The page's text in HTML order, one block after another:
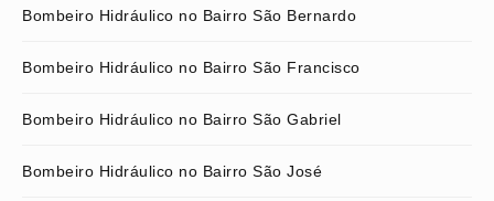
Bombeiro Hidráulico no Bairro São Bernardo
Bombeiro Hidráulico no Bairro São Francisco
Bombeiro Hidráulico no Bairro São Gabriel
Bombeiro Hidráulico no Bairro São José